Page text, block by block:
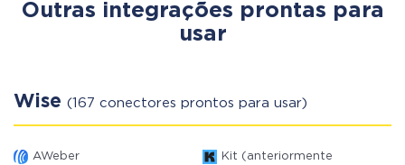
Outras integrações prontas para
usar
Wise (167 conectores prontos para usar)
AWeber
Kit (anteriormente